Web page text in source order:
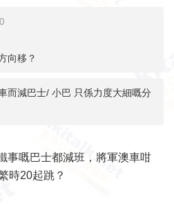
向移？
而減巴士/ 小巴 只係力度大細嘅分
事嘅巴士都減班，將軍澳車咁
時20起跳？